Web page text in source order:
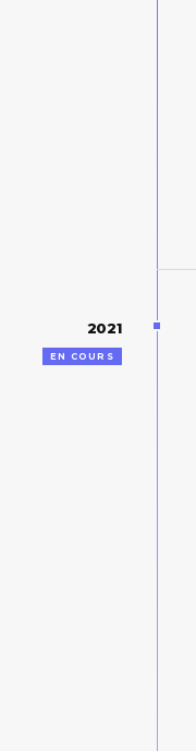
2021
EN COURS